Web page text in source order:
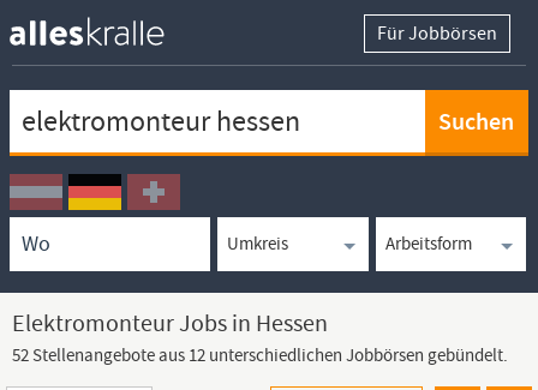
Für Jobbörsen
Ortssuche
Umkreissuche
Arbeitsform
Elektromonteur Jobs in Hessen
52 Stellenangebote aus 12 unterschiedlichen Jobbörsen gebündelt.